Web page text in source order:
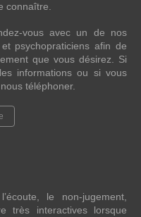
connaître.
vous avec un de nos
psychopraticiens afin de
que vous désirez. Si
informations ou si vous
téléphoner.
le non-jugement,
très interactives lorsque